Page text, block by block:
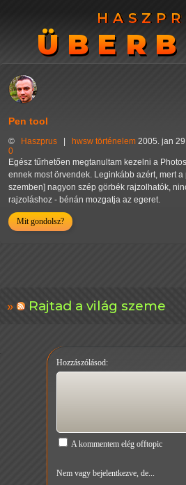
Pen tool
© Haszprus hwsw történelem 2005. jan
0
Egész tűrhetően megtanultam kezelni a
ennek most örvendek. Leginkább azért, mert
szemben] nagyon szép görbék rajzolhatók,
rajzoláshoz - bénán mozgatja az egeret.
Mit gondolsz?
Rajtad a világ szeme
Hozzászólásod:
A kommentem elég offtopic
Nem vagy bejelentkezve, de...